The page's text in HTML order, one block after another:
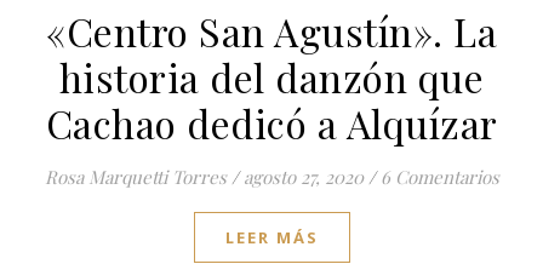
«Centro San Agustín». La
historia del danzón que
Cachao dedicó a Alquízar
Rosa Marquetti Torres / agosto 27, 2020 / 6 Comentarios
LEER MÁS